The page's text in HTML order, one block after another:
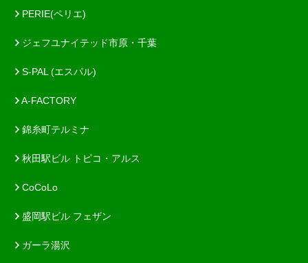
PERIE(ペリエ)
ジェフユナイテッド市原・千葉
S-PAL (エスパル)
A-FACTORY
錦糸町テルミナ
秋田駅ビル トピコ・アルス
CoCoLo
盛岡駅ビル フェザン
ガーラ湯沢